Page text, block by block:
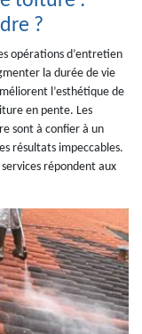
?
opérations d’entretien
la durée de vie
l’esthétique de
en pente. Les
sont à confier à un
résultats impeccables.
services répondent aux